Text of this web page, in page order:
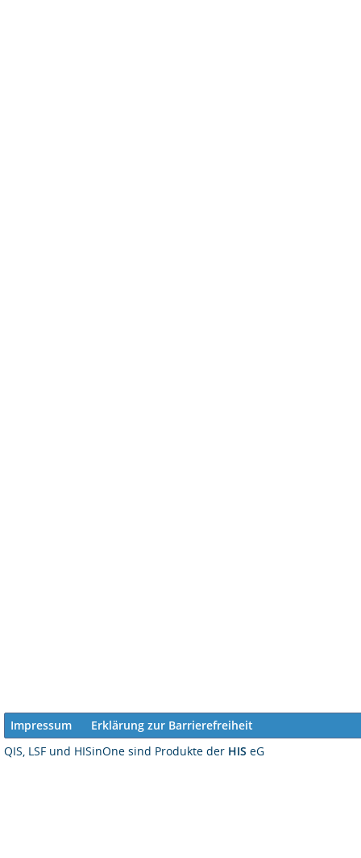
Impressum
Erklärung zur Barrierefreiheit
QIS, LSF und HISinOne sind Produkte der HIS eG